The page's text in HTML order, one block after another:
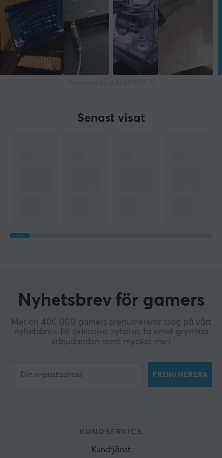
Senast visat
Nyhetsbrev för gamers
Mer än 400 000 gamers prenumererar idag på vårt
nyhetsbrev. Få exklusiva nyheter, ta emot grymma
erbjudanden samt mycket mer!
PRENUMERERA
KUNDSERVICE
Kundtjänst